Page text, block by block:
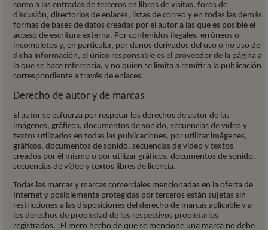
como a las entradas de terceros en libros de visitas, foros de
discusión, directorios de enlaces, listas de correo y en todas las demás
formas de bases de datos creadas por el autor a las que es posible el
acceso de escritura externa. Por contenidos ilegales, erróneos o
incompletos y, en particular, por daños derivados del uso o no uso de
dicha información, el único responsable es el proveedor de la página a
la que se hace referencia, y no quien se limita a remitir a la publicación
correspondiente a través de enlaces.
Derecho de autor y de marcas
El autor se esfuerza por respetar los derechos de autor de las
imágenes, gráficos, documentos de sonido, secuencias de vídeo y
textos utilizados en todas las publicaciones, por utilizar imágenes,
gráficos, documentos de sonido, secuencias de vídeo y textos
creados por él mismo o por utilizar gráficos, documentos de sonido,
secuencias de vídeo y textos libres de licencia.
Todas las marcas y marcas comerciales mencionadas en la oferta de
Internet y posiblemente protegidas por terceros están sujetas sin
restricciones a las disposiciones del derecho de marcas aplicable y a
los derechos de propiedad de los respectivos propietarios
registrados. ¡El mero hecho de que se mencione una marca no debe